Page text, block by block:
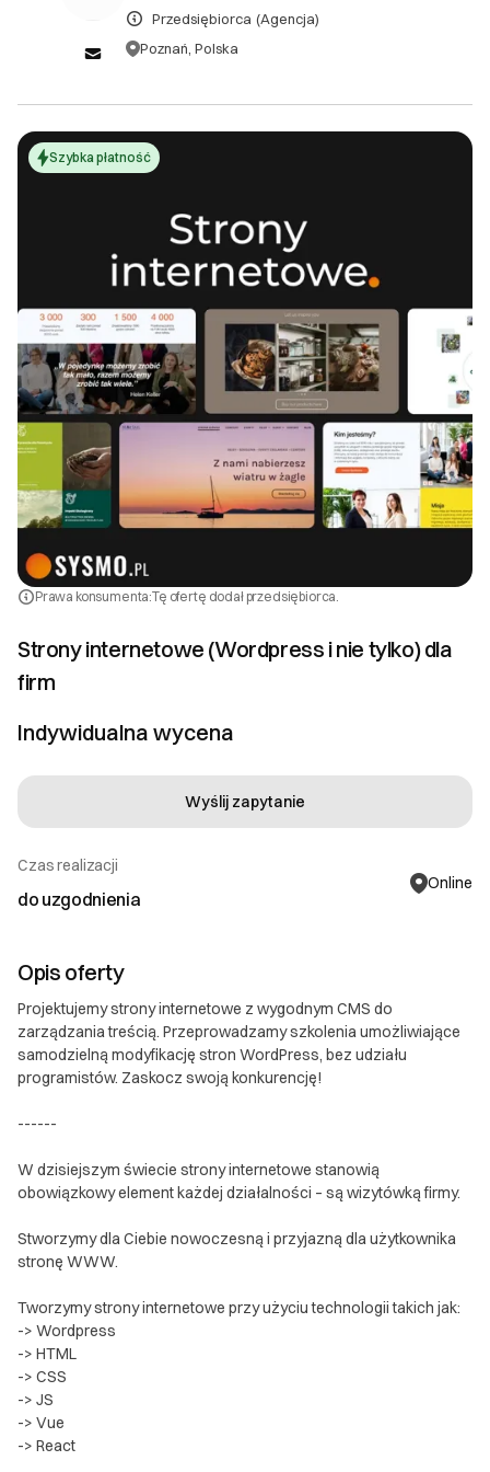
Przedsiębiorca (Agencja)
Poznań, Polska
indywidualnymi ustaleniami.
Szybka płatność
Prawa konsumenta:Tę ofertę dodał przedsiębiorca.
Strony internetowe (Wordpress i nie tylko) dla
firm
Indywidualna wycena
Czas realizacji
do uzgodnienia
Online
Wyślij zapytanie
Opis oferty
Projektujemy strony internetowe z wygodnym CMS do
zarządzania treścią. Przeprowadzamy szkolenia umożliwiające
samodzielną modyfikację stron WordPress, bez udziału
programistów. Zaskocz swoją konkurencję!
------
W dzisiejszym świecie strony internetowe stanowią
obowiązkowy element każdej działalności – są wizytówką firmy.
Stworzymy dla Ciebie nowoczesną i przyjazną dla użytkownika
stronę WWW.
Tworzymy strony internetowe przy użyciu technologii takich jak:
-> Wordpress
-> HTML
-> CSS
-> JS
-> Vue
-> React